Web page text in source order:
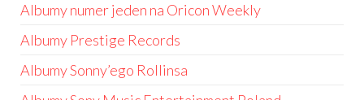
Albumy numer jeden na Oricon Weekly
Albumy Prestige Records
Albumy Sonny’ego Rollinsa